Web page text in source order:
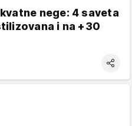
nege: 4 saveta
i na +30